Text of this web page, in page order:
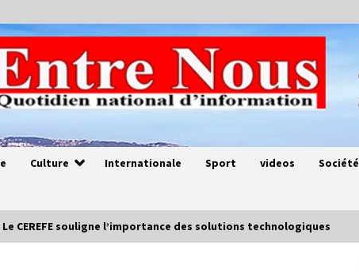
Culture Internationale Sport videos Société
CEREFE souligne l’importance des solutions technologiques